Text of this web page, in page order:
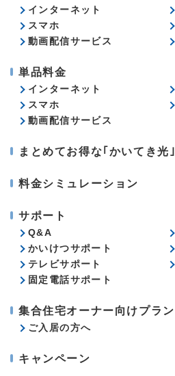
インターネット
スマホ
動画配信サービス
単品料金
インターネット
スマホ
動画配信サービス
まとめてお得な｢かいてき光｣
料金シミュレーション
サポート
Q&A
かいけつサポート
テレビサポート
固定電話サポート
集合住宅オーナー向けプラン
ご入居の方へ
キャンペーン